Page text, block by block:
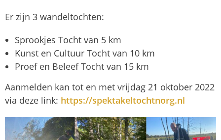
Er zijn 3 wandeltochten:
Sprookjes Tocht van 5 km
Kunst en Cultuur Tocht van 10 km
Proef en Beleef Tocht van 15 km
Aanmelden kan tot en met vrijdag 21 oktober 2022
via deze link: https://spektakeltochtnorg.nl